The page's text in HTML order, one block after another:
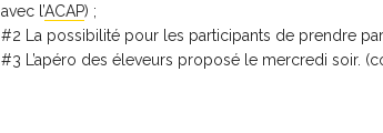
avec l’ACAP) ;
#2 La possibilité pour les participants de prendre
#3 L’apéro des éleveurs proposé le mercredi soir.